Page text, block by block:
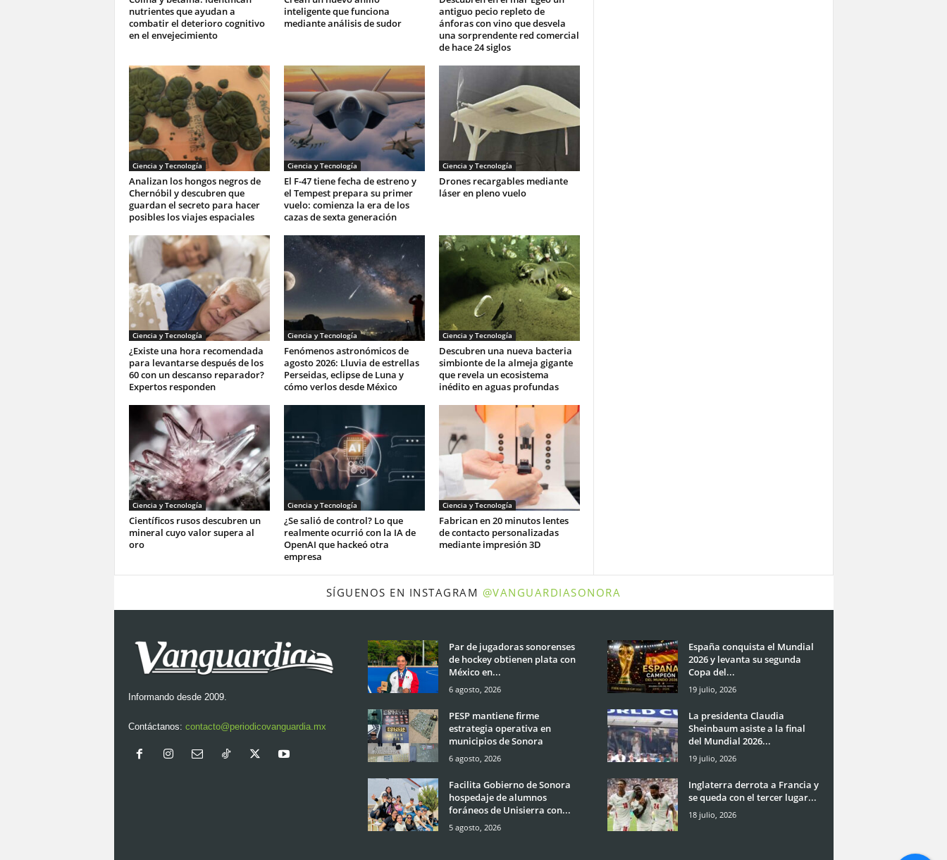
nutrientes que ayudan a
combatir el deterioro cognitivo
en el envejecimiento
inteligente que funciona
mediante análisis de sudor
antiguo pecio repleto de
ánforas con vino que desvela
una sorprendente red comercial
de hace 24 siglos
Ciencia y Tecnología
Analizan los hongos negros de
Chernóbil y descubren que
guardan el secreto para hacer
posibles los viajes espaciales
Ciencia y Tecnología
El F-47 tiene fecha de estreno y
el Tempest prepara su primer
vuelo: comienza la era de los
cazas de sexta generación
Ciencia y Tecnología
Drones recargables mediante
láser en pleno vuelo
Ciencia y Tecnología
¿Existe una hora recomendada
para levantarse después de los
60 con un descanso reparador?
Expertos responden
Ciencia y Tecnología
Fenómenos astronómicos de
agosto 2026: Lluvia de estrellas
Perseidas, eclipse de Luna y
cómo verlos desde México
Ciencia y Tecnología
Descubren una nueva bacteria
simbionte de la almeja gigante
que revela un ecosistema
inédito en aguas profundas
Ciencia y Tecnología
Científicos rusos descubren un
mineral cuyo valor supera al
oro
Ciencia y Tecnología
¿Se salió de control? Lo que
realmente ocurrió con la IA de
OpenAI que hackeó otra
empresa
Ciencia y Tecnología
Fabrican en 20 minutos lentes
de contacto personalizadas
mediante impresión 3D
SÍGUENOS EN INSTAGRAM @VANGUARDIASONORA
Informando desde 2009.
Contáctanos: contacto@periodicovanguardia.mx
Par de jugadoras sonorenses
de hockey obtienen plata con
México en...
6 agosto, 2026
PESP mantiene firme
estrategia operativa en
municipios de Sonora
6 agosto, 2026
Facilita Gobierno de Sonora
hospedaje de alumnos
foráneos de Unisierra con...
5 agosto, 2026
España conquista el Mundial
2026 y levanta su segunda
Copa del...
19 julio, 2026
La presidenta Claudia
Sheinbaum asiste a la final
del Mundial 2026...
19 julio, 2026
Inglaterra derrota a Francia y
se queda con el tercer lugar...
18 julio, 2026